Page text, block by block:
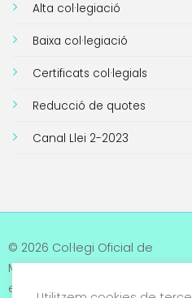
Alta col·legiació
Baixa col·legiació
Certificats col·legials
Reducció de quotes
Canal Llei 2-2023
© 2026 Col·legi Oficial de
Metges de Tarragona. Tots
els drets reservats